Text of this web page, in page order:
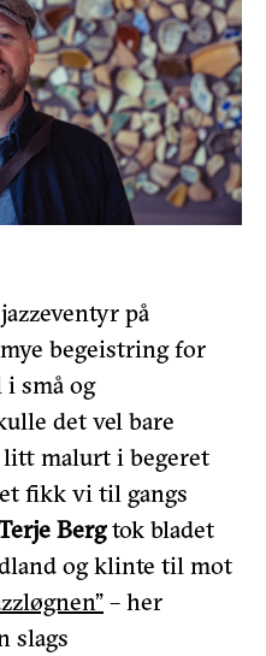
på
begeistring for
i små og
det vel bare
malurt i begeret
fikk vi til gangs
Bergtok bladet
og klinte til mot
– her
slags